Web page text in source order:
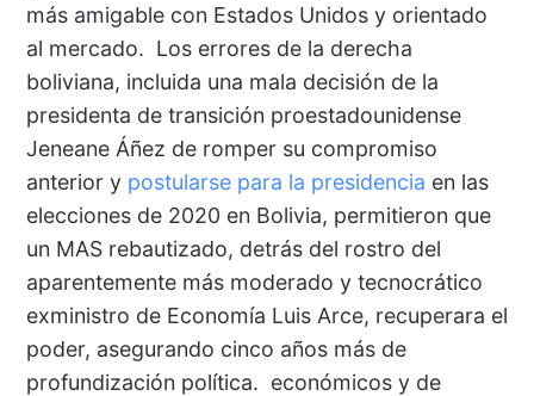
más amigable con Estados Unidos y orientado
al mercado. Los errores de la derecha
boliviana, incluida una mala decisión de la
presidenta de transición proestadounidense
Jeneane Áñez de romper su compromiso
anterior y postularse para la presidencia en las
elecciones de 2020 en Bolivia, permitieron que
un MAS rebautizado, detrás del rostro del
aparentemente más moderado y tecnocrático
exministro de Economía Luis Arce, recuperara el
poder, asegurando cinco años más de
profundización política. económicos y de